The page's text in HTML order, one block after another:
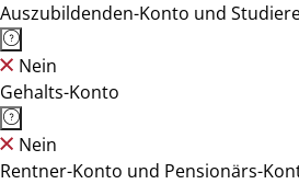
Auszubildenden-Konto und
Nein
Gehalts-Konto
Nein
Rentner-Konto und Pensionärs-